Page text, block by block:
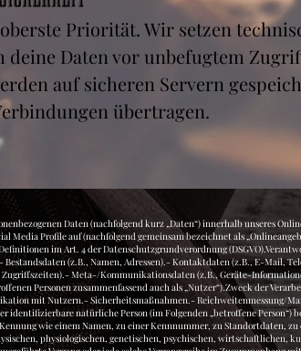
Priorität. Wir setzen
Daten vor unbefugtem
auf sicheren Servern
übertragen.
der Vertraulichkeit, Integrität und Verfügbarkeit von Daten durch Kontrolle des physischen Zugangs zu den Daten, als auch des sie betreffenden Zugriffs, der Eingabe, Weitergabe, der Sicherung der Verfügbarkeit und ihrer Trennung. Des Weiteren haben wir Verfahren eingerichtet, die eine Wahrnehmung von Betroffenenrechten, Löschung von Daten und Reaktion auf Gefährdung der Daten gewährleisten. Ferner berücksichtigen wir den Schutz personenbezogener Daten bereits bei der Entwicklung, bzw. Auswahl von Hardware, Software sowie Verfahren, entsprechend dem Prinzip des Datenschutzes durch Technikgestaltung und durch datenschutzfreundliche Voreinstellungen (Art. 25 DSGVO).Zusammenarbeit mit Auftragsverarbeitern und DrittenSofern wir im Rahmen unserer Verarbeitung Daten gegenüber anderen Personen und Unternehmen (Auftragsverarbeitern oder Dritten) offenbaren, sie an diese übermitteln oder ihnen sonst Zugriff auf die Daten gewähren, erfolgt dies nur auf Grundlage einer gesetzlichen Erlaubnis (z.B. wenn eine Übermittlung der Daten an Dritte, wie an Zahlungsdienstleister, gem. Art. 6 Abs. 1 lit. b DSGVO zur Vertragserfüllung erforderlich ist), Sie eingewilligt haben, eine rechtliche Verpflichtung dies vorsieht oder auf Grundlage unserer berechtigten Interessen (z.B. beim Einsatz von Beauftragten, Webhostern, etc.).Sofern wir Dritte mit der Verarbeitung von Daten auf Grundlage eines sog. „Auftragsverarbeitungsvertrages“ beauftragen, geschieht dies auf Grundlage des Art. 28 DSGVO.Übermittlungen in DrittländerSofern wir Daten in einem Drittland (d.h. außerhalb der Europäischen Union (EU) oder des Europäischen Wirtschaftsraums (EWR)) verarbeiten oder dies im Rahmen der Inanspruchnahme von Diensten Dritter oder Offenlegung, bzw. Übermittlung von Daten an Dritte geschieht, erfolgt dies nur, wenn es zur Erfüllung unserer (vor)vertraglichen Pflichten, auf Grundlage Ihrer Einwilligung, aufgrund einer rechtlichen Verpflichtung oder auf Grundlage unserer berechtigten Interessen geschieht. Vorbehaltlich gesetzlicher oder vertraglicher Erlaubnisse, verarbeiten oder lassen wir die Daten in einem Drittland nur beim Vorliegen der besonderen Voraussetzungen der Art. 44 ff. DSGVO verarbeiten. D.h. die Verarbeitung erfolgt z.B. auf Grundlage besonderer Garantien, wie der offiziell anerkannten Feststellung eines der EU entsprechenden Datenschutzniveaus (z.B. für die USA durch das „Privacy Shield“) oder Beachtung offiziell anerkannter spezieller vertraglicher Verpflichtungen (so genannte „Standardvertragsklauseln“).Rechte der betroffenen PersonenSie haben das Recht, eine Bestätigung darüber zu verlangen, ob betreffende Daten verarbeitet werden und auf Auskunft über diese Daten sowie auf weitere Informationen und Kopie der Daten entsprechend Art. 15 DSGVO.Sie haben entsprechend. Art. 16 DSGVO das Recht, die Vervollständigung der Sie betreffenden Daten oder die Berichtigung der Sie betreffenden unrichtigen Daten zu verlangen.Sie haben nach Maßgabe des Art. 17 DSGVO das Recht zu verlangen, dass betreffende Daten unverzüglich gelöscht werden, bzw. alternativ nach Maßgabe des Art. 18 DSGVO eine Einschränkung der Verarbeitung der Daten zu verlangen.Sie haben das Recht zu verlangen, dass die Sie betreffenden Daten, die Sie uns bereitgestellt haben nach Maßgabe des Art. 20 DSGVO zu erhalten und deren Übermittlung an andere Verantwortliche zu fordern.Sie haben ferner gem. Art. 77 DSGVO das Recht, eine Beschwerde bei der zuständigen Aufsichtsbehörde